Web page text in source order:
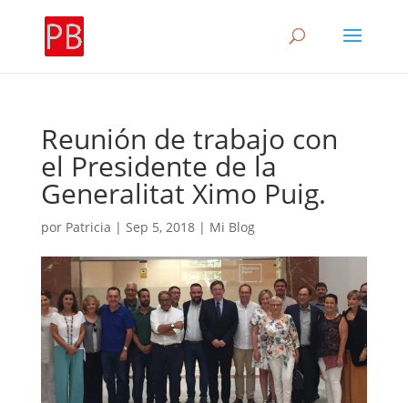
Reunión de trabajo con
el Presidente de la
Generalitat Ximo Puig.
por Patricia | Sep 5, 2018| Mi Blog